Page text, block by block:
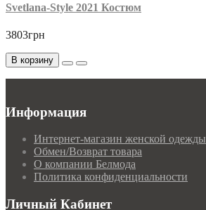
Svetlana-Style 2021 Костюм
3803грн
В корзину
Информация
Интернет-магазин женской одежды
Обмен/Возврат товара
О компании Белмода
Политика конфиденциальности
Личный Кабинет